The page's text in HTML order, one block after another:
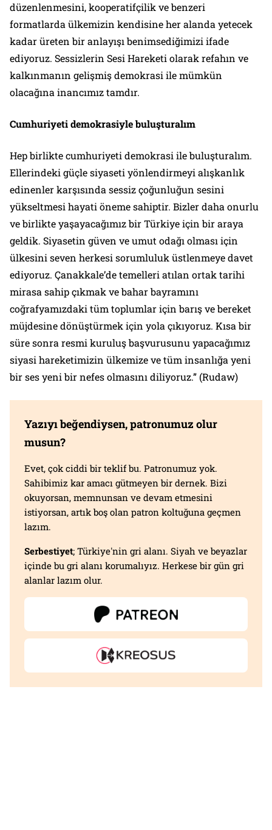
düzenlenmesini, kooperatifçilik ve benzeri
formatlarda ülkemizin kendisine her alanda yetecek
kadar üreten bir anlayışı benimsediğimizi ifade
ediyoruz. Sessizlerin Sesi Hareketi olarak refahın ve
kalkınmanın gelişmiş demokrasi ile mümkün
olacağına inancımız tamdır.
Cumhuriyeti demokrasiyle buluşturalım
Hep birlikte cumhuriyeti demokrasi ile buluşturalım.
Ellerindeki güçle siyaseti yönlendirmeyi alışkanlık
edinenler karşısında sessiz çoğunluğun sesini
yükseltmesi hayati öneme sahiptir. Bizler daha onurlu
ve birlikte yaşayacağımız bir Türkiye için bir araya
geldik. Siyasetin güven ve umut odağı olması için
ülkesini seven herkesi sorumluluk üstlenmeye davet
ediyoruz. Çanakkale’de temelleri atılan ortak tarihi
mirasa sahip çıkmak ve bahar bayramını
coğrafyamızdaki tüm toplumlar için barış ve bereket
müjdesine dönüştürmek için yola çıkıyoruz. Kısa bir
süre sonra resmi kuruluş başvurusunu yapacağımız
siyasi hareketimizin ülkemize ve tüm insanlığa yeni
bir ses yeni bir nefes olmasını diliyoruz.” (Rudaw)
Yazıyı beğendiysen, patronumuz olur
musun?
Evet, çok ciddi bir teklif bu. Patronumuz yok.
Sahibimiz kar amacı gütmeyen bir dernek. Bizi
okuyorsan, memnunsan ve devam etmesini
istiyorsan, artık boş olan patron koltuğuna geçmen
lazım.
Serbestiyet; Türkiye'nin gri alanı. Siyah ve beyazlar
içinde bu gri alanı korumalıyız. Herkese bir gün gri
alanlar lazım olur.